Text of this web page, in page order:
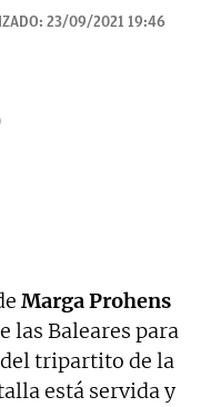
años.
23/09/2021 19:46
Marga Prohens
las Baleares para
tripartito de la
está servida y